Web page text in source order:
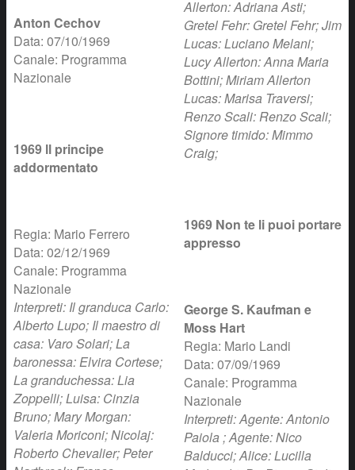
Anton Cechov
Data: 07/10/1969
Canale: Programma
Nazionale
1969 ll principe
addormentato
Regia: Mario Ferrero
Data: 02/12/1969
Canale: Programma
Nazionale
Interpreti: Il granduca Carlo:
Alberto Lupo; Il maestro di
casa: Varo Solari; La
baronessa: Elvira Cortese;
La granduchessa: Lia
Zoppelli; Luisa: Cinzia
Bruno; Mary Morgan:
Valeria Moriconi; Nicolaj:
Roberto Chevalier; Peter
Allerton: Adriana Asti;
Gretel Fehr: Gretel Fehr; Jim
Lucas: Luciano Melani;
Lucy Allerton: Anna Maria
Bottini; Miriam Allerton
Lucas: Marisa Traversi;
Renzo Scali: Renzo Scali;
Signore timido: Mimmo
Craig;
1969 Non te li puoi portare
appresso
George S. Kaufman e
Moss Hart
Regia: Mario Landi
Data: 07/09/1969
Canale: Programma
Nazionale
Interpreti: Agente: Antonio
Paiola ; Agente: Nico
Balducci; Alice: Lucilla